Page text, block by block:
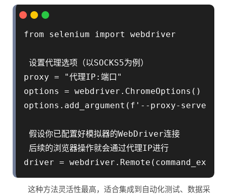
from selenium import webdriver
设置代理选项（以SOCKS5为例）
proxy = "代理IP:端口"
options = webdriver.ChromeOptions()
options.add_argument(f'--proxy-
假设你已配置好模拟器的WebDriver连接
后续的浏览器操作就会通过代理IP进行
这种方法灵活性最高，适合集成到自动化测试、数据采